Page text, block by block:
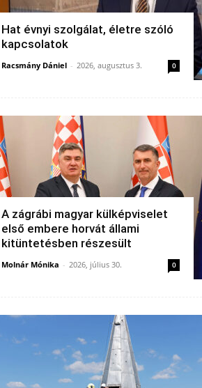
Hat évnyi szolgálat, életre szóló
kapcsolatok
Racsmány Dániel - 2026, augusztus 3. 0
A zágrábi magyar külképviselet
első embere horvát állami
kitüntetésben részesült
Molnár Mónika - 2026, július 30. 0